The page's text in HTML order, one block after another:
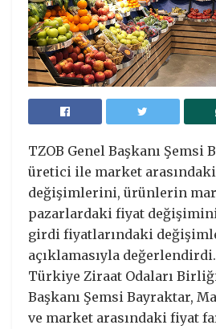
TZOB Genel Başkanı Şemsi
üretici ile market
değişimlerini, ürünlerin
pazarlardaki fiyat
girdi fiyatlarındaki
açıklamasıyla değerlendirdi.
Türkiye Ziraat Odaları
Başkanı Şemsi Bayraktar,
ve market arasındaki fiyat